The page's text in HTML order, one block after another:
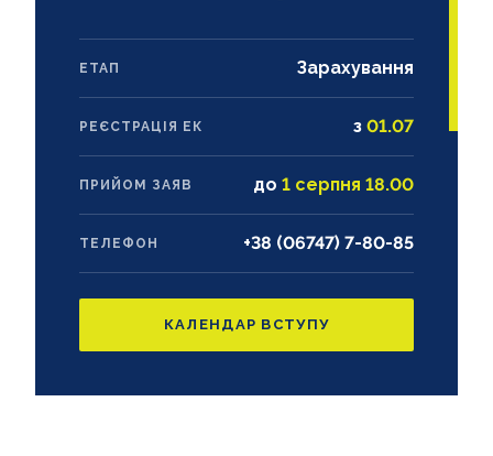
ЕТАП Зарахування
РЕЄСТРАЦІЯ ЕК з 01.07
ПРИЙОМ ЗАЯВ до 1 серпня 18.00
ТЕЛЕФОН +38 (06747) 7-80-85
КАЛЕНДАР ВСТУПУ